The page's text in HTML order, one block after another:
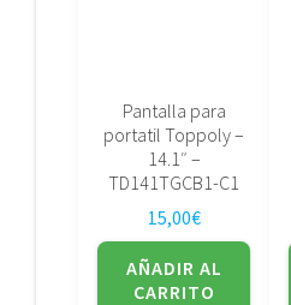
Pantalla para
portatil Toppoly –
14.1″ –
TD141TGCB1-C1
15,00€
AÑADIR AL
CARRITO